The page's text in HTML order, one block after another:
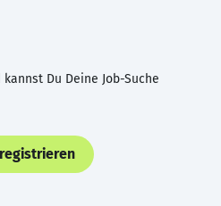
Du Deine Job-Suche